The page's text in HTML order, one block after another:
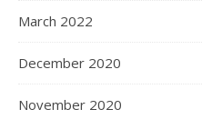
March 2022
December 2020
November 2020